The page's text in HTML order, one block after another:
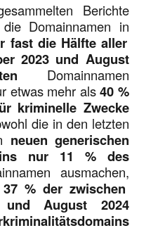
Berichte
Domainnamen in
fast die Hälfte aller
2023 und August
Domainnamen
etwas mehr als40 %
kriminelle Zwecke
die in den letzten
neuen generischen
nur 11 % des
ausmachen,
% der zwischen
und August 2024